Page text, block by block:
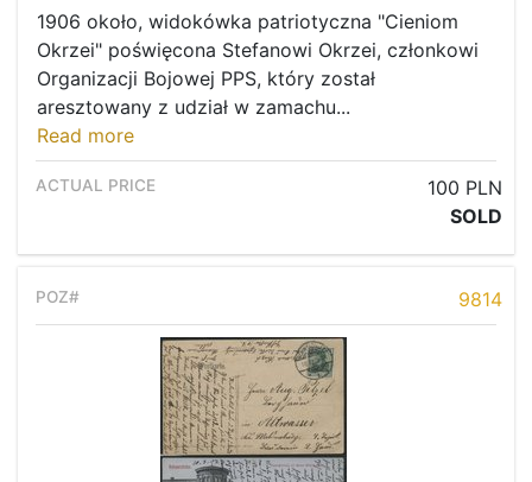
1906 około, widokówka patriotyczna "Cieniom
Okrzei" poświęcona Stefanowi Okrzei, członkowi
Organizacji Bojowej PPS, który został
aresztowany z udział w zamachu...
Read more
100 PLN
SOLD
9814